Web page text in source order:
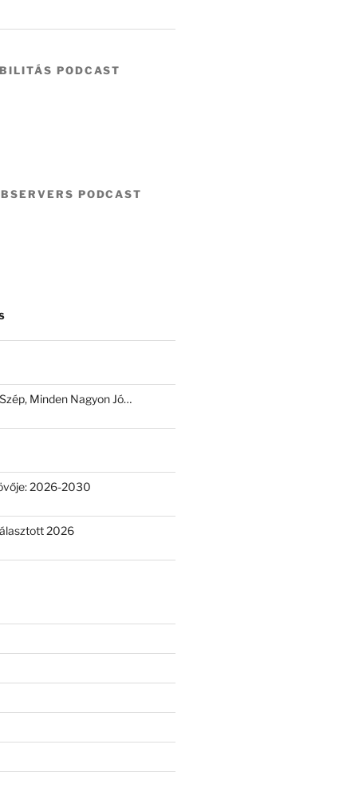
PODCAST
PODCAST
Minden Nagyon Jó…
2026-2030
2026